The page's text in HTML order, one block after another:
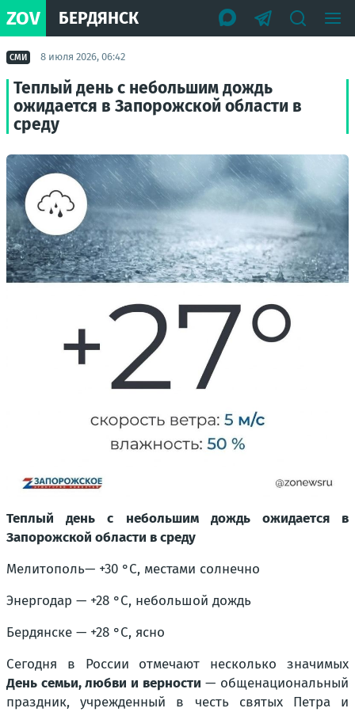
ZOV БЕРДЯНСК
СМИ 8 июля 2026, 06:42
Теплый день с небольшим дождь
ожидается в Запорожской области в
среду
Теплый день с небольшим дождь ожидается в
Запорожской области в среду
Мелитополь— +30 °С, местами солнечно
Энергодар — +28 °С, небольшой дождь
Бердянске — +28 °С, ясно
Сегодня в России отмечают несколько значимых
День семьи, любви и верности — общенациональный
праздник, учрежденный в честь святых Петра и